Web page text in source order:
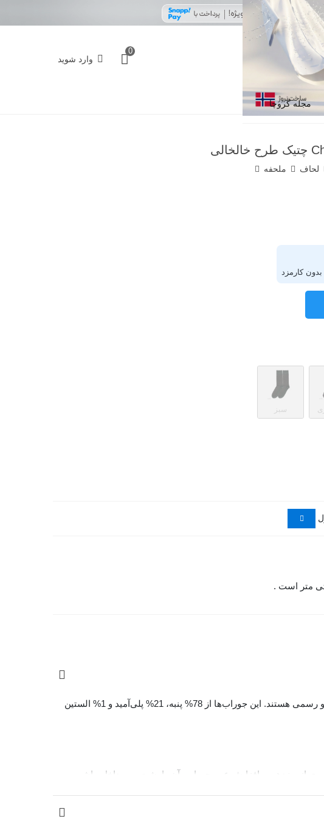
لحاف
ملحفه
0
وارد شوید
مجله گروچا
بدون کارمزد
سبز
جوراب‌ چتیک Chetic طرح خالخالی با طراحی مدرن و استفاده از الیاف باکیفیت، انتخابی ایده‌آل برای استفاده روزمره و رسمی هستند. این جوراب‌ها از 78% پنبه، 21% پلی‌آمید و 1% الستین
می‌شود جهت جلوگیری از پرزدهی و افزایش عمر جوراب، آن را پشت و رو داخل ماشین